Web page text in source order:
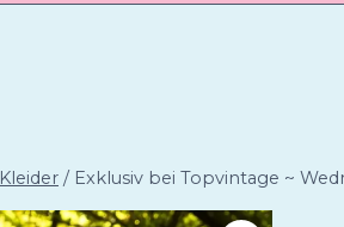
Kleider / Exklusiv bei Topvintage ~